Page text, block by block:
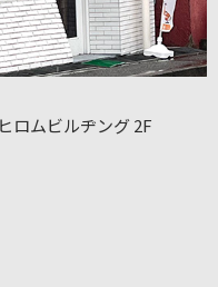
ロムビルヂング 2F